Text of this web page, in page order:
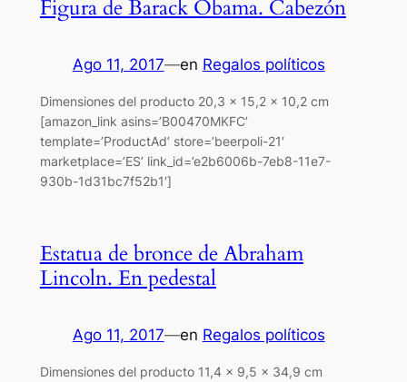
Figura de Barack Obama. Cabezón
Ago 11, 2017—en Regalos políticos
Dimensiones del producto 20,3 x 15,2 x 10,2 cm
[amazon_link asins=’B00470MKFC’
template=’ProductAd’ store=’beerpoli-21′
marketplace=’ES’ link_id=’e2b6006b-7eb8-11e7-
930b-1d31bc7f52b1′]
Estatua de bronce de Abraham
Lincoln. En pedestal
Ago 11, 2017—en Regalos políticos
Dimensiones del producto 11,4 x 9,5 x 34,9 cm